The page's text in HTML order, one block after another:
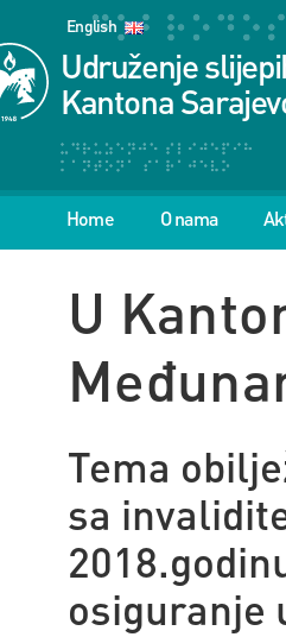
English
Udruženje
Kantona
Home O nama
U
Tema
sa
osiguranje